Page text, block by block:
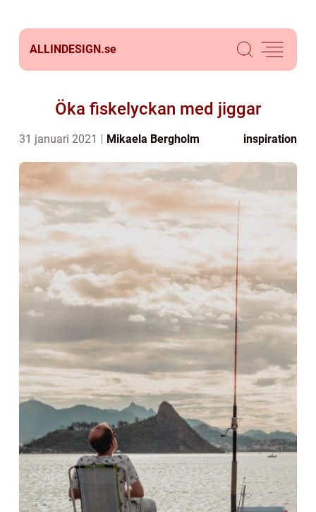
ALLINDESIGN.se
Öka fiskelyckan med jiggar
31 januari 2021 Mikaela Bergholm inspiration